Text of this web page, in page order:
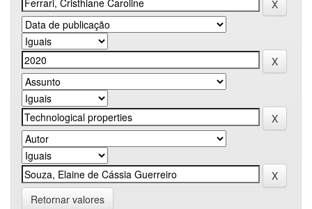
Retornar valores